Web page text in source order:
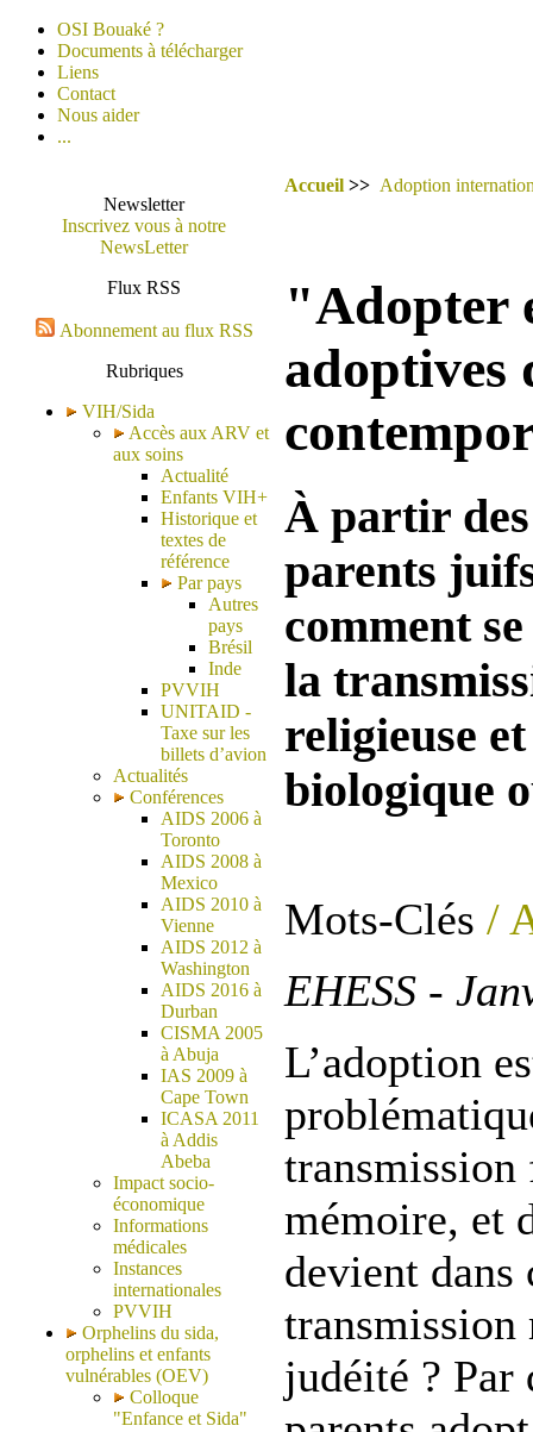
OSI Bouaké ?
Documents à télécharger
Liens
Contact
Nous aider
...
Newsletter
Inscrivez vous à notre
NewsLetter
Flux RSS
Abonnement au flux RSS
Rubriques
VIH/Sida
Accès aux ARV et
aux soins
Actualité
Enfants VIH+
Historique et
textes de
référence
Par pays
Autres
pays
Brésil
Inde
PVVIH
UNITAID -
Taxe sur les
billets d’avion
Actualités
Conférences
AIDS 2006 à
Toronto
AIDS 2008 à
Mexico
AIDS 2010 à
Vienne
AIDS 2012 à
Washington
AIDS 2016 à
Durban
CISMA 2005
à Abuja
IAS 2009 à
Cape Town
ICASA 2011
à Addis
Abeba
Impact socio-
économique
Informations
médicales
Instances
internationales
PVVIH
Orphelins du sida,
orphelins et enfants
vulnérables (OEV)
Colloque
"Enfance et Sida"
Accueil >> Adoption
"Adopter
adoptives
À partir des
parents
comment
la
religieuse
biologique
Mots-Clés /
EHESS -
L’adoption
mémoire, et
devient dans
judéité ? Par